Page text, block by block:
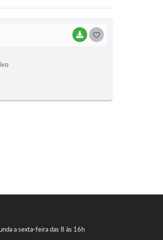
BAIXAR
a sexta-feira das 8 às 16h